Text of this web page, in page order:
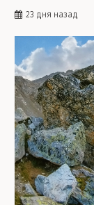
23 дня назад